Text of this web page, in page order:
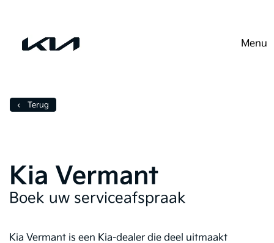
Menu
‹ Terug
Kia Vermant
Boek uw serviceafspraak
Kia Vermant is een Kia-dealer die deel uitmaakt